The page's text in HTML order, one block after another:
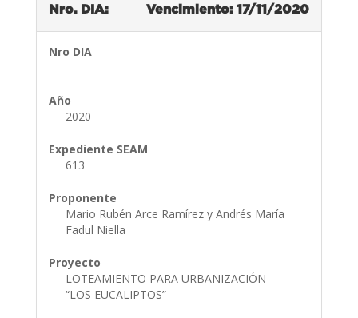
Nro. DIA: Vencimiento: 17/11/2020
Nro DIA
Año
2020
Expediente SEAM
613
Proponente
Mario Rubén Arce Ramírez y Andrés María
Fadul Niella
Proyecto
LOTEAMIENTO PARA URBANIZACIÓN
“LOS EUCALIPTOS”